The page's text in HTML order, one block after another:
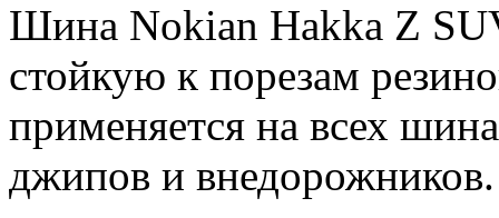
Шина Nokian Hakka Z
стойкую к порезам
применяется на всех
джипов и внедорожников.